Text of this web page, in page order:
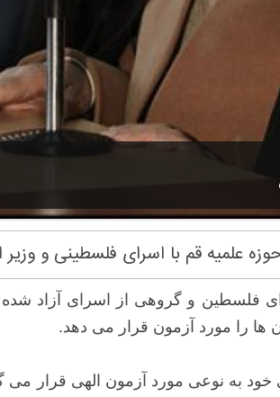
علمیه قم با اسرای فلسطینی و
آذر) در دیدار با وزیر اسرای فلسطین و
را مورد آزمون قرار می دهد.
به نوعی مورد آزمون الهی قرار می